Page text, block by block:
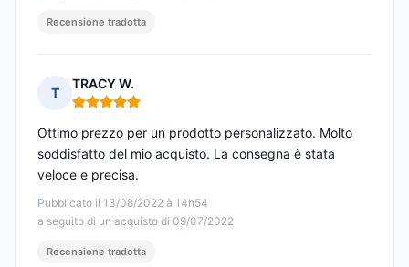
Recensione tradotta
T
TRACY W.
Nota: 5 su 5
Pubblicato il 13/08/2022 à 14h54
a seguito di un acquisto di 09/07/2022
Ottimo prezzo per un prodotto personalizzato. Molto
soddisfatto del mio acquisto. La consegna è stata
veloce e precisa.
Recensione tradotta